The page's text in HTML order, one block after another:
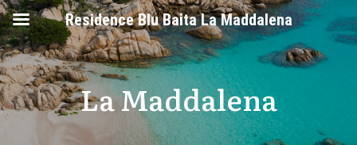
La Maddalena
Residence Blu Baita La Maddalena